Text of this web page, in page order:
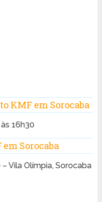
KMF em Sorocaba
16h30
Sorocaba
Vila Olímpia, Sorocaba